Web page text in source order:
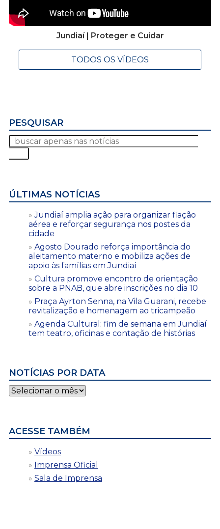
Jundiaí | Proteger e Cuidar
TODOS OS VÍDEOS
PESQUISAR
ÚLTIMAS NOTÍCIAS
Jundiaí amplia ação para organizar fiação
aérea e reforçar segurança nos postes da
cidade
Agosto Dourado reforça importância do
aleitamento materno e mobiliza ações de
apoio às famílias em Jundiaí
Cultura promove encontro de orientação
sobre a PNAB, que abre inscrições no dia 10
Praça Ayrton Senna, na Vila Guarani, recebe
revitalização e homenagem ao tricampeão
Agenda Cultural: fim de semana em Jundiaí
tem teatro, oficinas e contação de histórias
NOTÍCIAS POR DATA
Notícias
por
ACESSE TAMBÉM
Vídeos
Imprensa Oficial
Sala de Imprensa